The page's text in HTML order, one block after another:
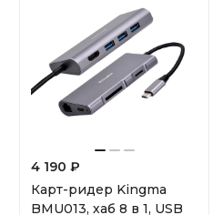
4 190 ₽
Карт-ридер Kingma
BMU013, хаб 8 в 1, USB